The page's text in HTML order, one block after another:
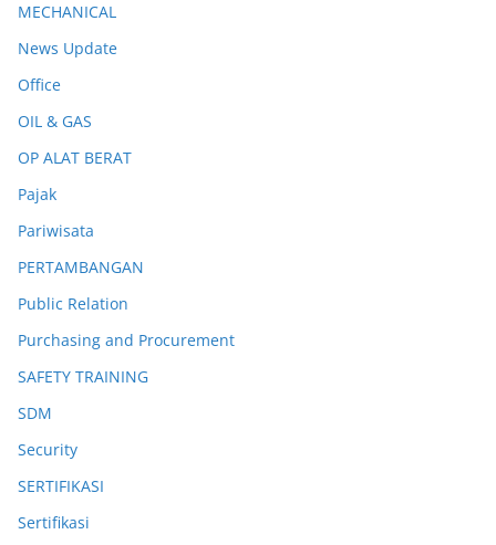
MECHANICAL
News Update
Office
OIL & GAS
OP ALAT BERAT
Pajak
Pariwisata
PERTAMBANGAN
Public Relation
Purchasing and Procurement
SAFETY TRAINING
SDM
Security
SERTIFIKASI
Sertifikasi